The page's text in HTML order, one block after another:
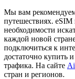
Мы вам
путешествиях. eSIM
необходимости
каждой новой
подключиться к
достаточно купить
трафика. На сайте
стран и регионов.